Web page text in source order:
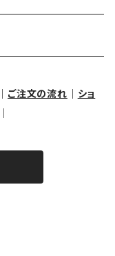
ご注文の流れ
ショ